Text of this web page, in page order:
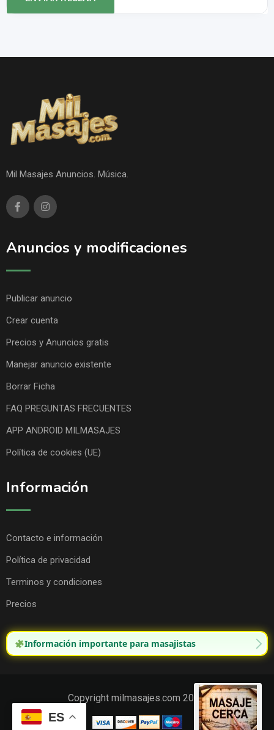
Mil Masajes Anuncios. Música.
Anuncios y modificaciones
Publicar anuncio
Crear cuenta
Precios y Anuncios gratis
Manejar anuncio existente
Borrar Ficha
FAQ PREGUNTAS FRECUENTES
APP ANDROID MILMASAJES
Política de cookies (UE)
Información
Contacto e información
Política de privacidad
Terminos y condiciones
Precios
Información importante para masajistas
Copyright milmasajes.com 2025.
ES